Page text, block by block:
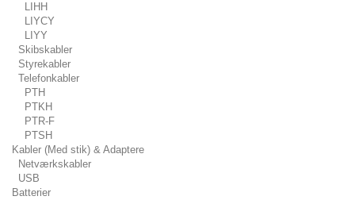
LIHH
LIYCY
LIYY
Skibskabler
Styrekabler
Telefonkabler
PTH
PTKH
PTR-F
PTSH
Kabler (Med stik) & Adaptere
Netværkskabler
USB
Batterier